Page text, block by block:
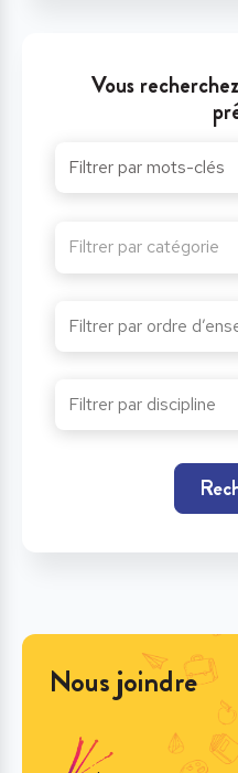
Vous
Filtrer par catégorie
Nous joindre